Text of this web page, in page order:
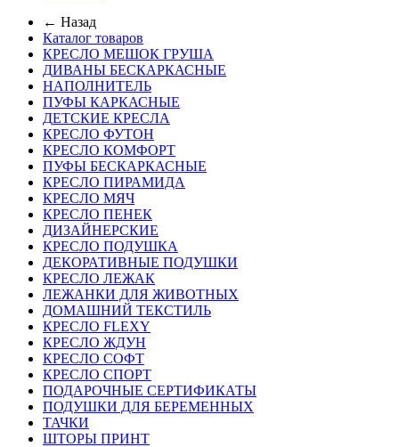
← Назад
Каталог товаров
КРЕСЛО МЕШОК ГРУША
ДИВАНЫ БЕСКАРКАСНЫЕ
НАПОЛНИТЕЛЬ
ПУФЫ КАРКАСНЫЕ
ДЕТСКИЕ КРЕСЛА
КРЕСЛО ФУТОН
КРЕСЛО КОМФОРТ
ПУФЫ БЕСКАРКАСНЫЕ
КРЕСЛО ПИРАМИДА
КРЕСЛО МЯЧ
КРЕСЛО ПЕНЕК
ДИЗАЙНЕРСКИЕ
КРЕСЛО ПОДУШКА
ДЕКОРАТИВНЫЕ ПОДУШКИ
КРЕСЛО ЛЕЖАК
ЛЕЖАНКИ ДЛЯ ЖИВОТНЫХ
ДОМАШНИЙ ТЕКСТИЛЬ
КРЕСЛО FLEXY
КРЕСЛО ЖДУН
КРЕСЛО СОФТ
КРЕСЛО СПОРТ
ПОДАРОЧНЫЕ СЕРТИФИКАТЫ
ПОДУШКИ ДЛЯ БЕРЕМЕННЫХ
ТАЧКИ
ШТОРЫ ПРИНТ